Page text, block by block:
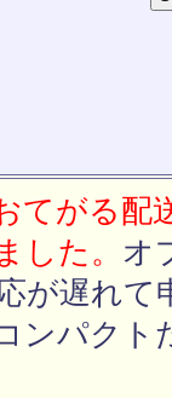
てがる配
した。 オ
が遅れ
ンパクト